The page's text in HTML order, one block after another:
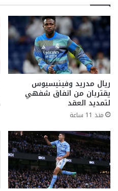
ريال مدريد وفينيسيوس
يقتربان من اتفاق شفهي
لتمديد العقد
منذ 11 ساعة